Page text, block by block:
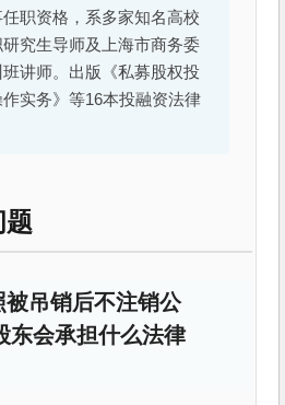
任职资格，系多家知名高校
究生导师及上海市商务委
讲师。出版《私募股权投
实务》等16本投融资法律
题
被吊销后不注销公
东会承担什么法律